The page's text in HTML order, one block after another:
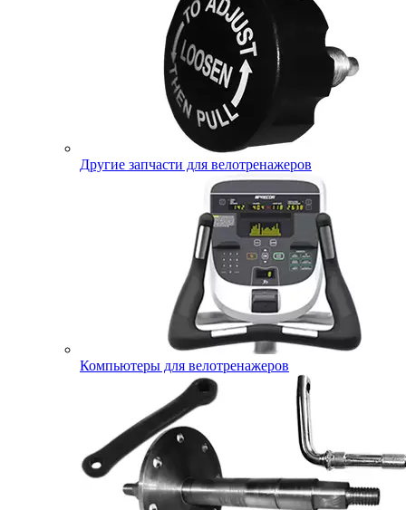
Другие запчасти для велотренажеров
Компьютеры для велотренажеров